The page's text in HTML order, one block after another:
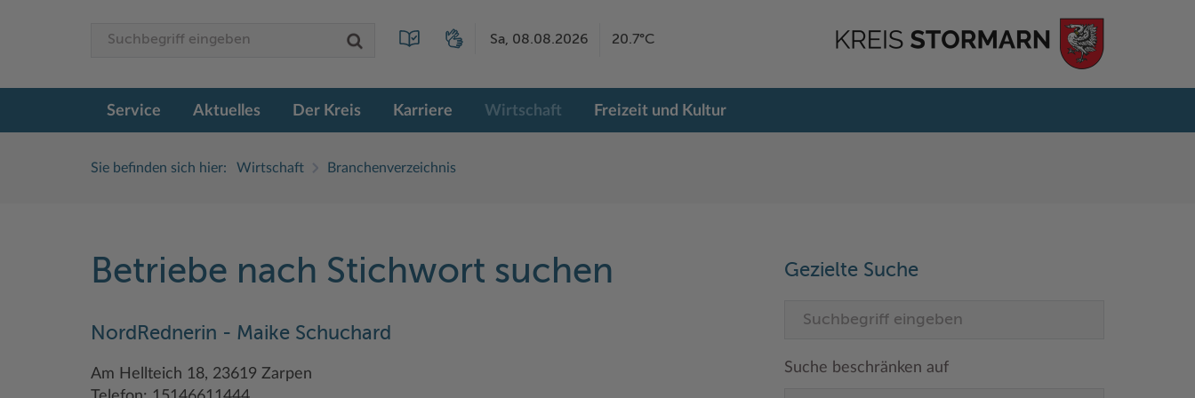
Sa, 08.08.2026 20.7°C
Service Aktuelles Der Kreis Karriere Wirtschaft Freizeit und Kultur
Sie befinden sich hier: Wirtschaft Branchenverzeichnis
Betriebe nach Stichwort suchen
NordRednerin - Maike Schuchard
Am Hellteich 18, 23619 Zarpen
Gezielte Suche
Suche beschränken auf